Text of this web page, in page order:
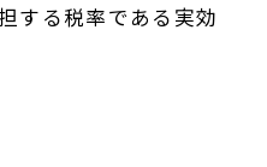
する税率である実効